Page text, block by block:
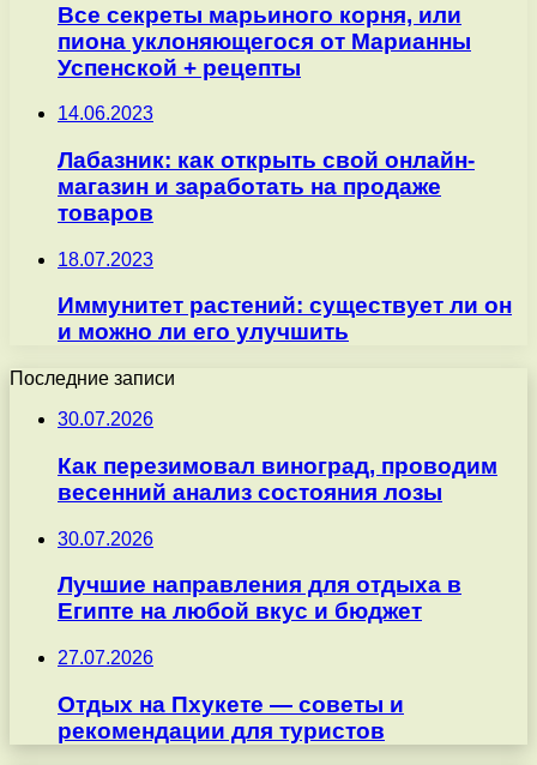
Все секреты марьиного корня, или
пиона уклоняющегося от Марианны
Успенской + рецепты
14.06.2023
Лабазник: как открыть свой онлайн-
магазин и заработать на продаже
товаров
18.07.2023
Иммунитет растений: существует ли он
и можно ли его улучшить
Последние записи
30.07.2026
Как перезимовал виноград, проводим
весенний анализ состояния лозы
30.07.2026
Лучшие направления для отдыха в
Египте на любой вкус и бюджет
27.07.2026
Отдых на Пхукете — советы и
рекомендации для туристов